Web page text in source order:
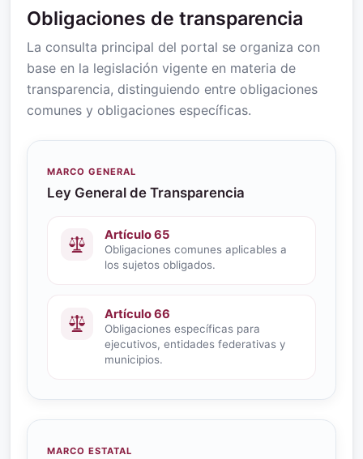
Obligaciones de transparencia
La consulta principal del portal se organiza con
base en la legislación vigente en materia de
transparencia, distinguiendo entre obligaciones
comunes y obligaciones específicas.
MARCO GENERAL
Ley General de Transparencia
Artículo 65
Obligaciones comunes aplicables a
los sujetos obligados.
Artículo 66
Obligaciones específicas para
ejecutivos, entidades federativas y
municipios.
MARCO ESTATAL